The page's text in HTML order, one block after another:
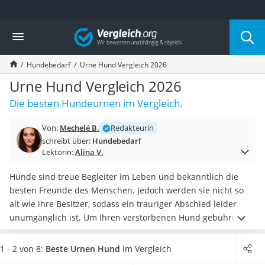
Die beliebtesten Vergleiche nach Kategorie
Drogerie
Inhalator
Haarschneider
Rollator
Braun Rasierer
Katzenklappe (Chip)
Masturbator
Massagepistole
Reisehaartrockner
Eiweißpulver
Magnesiumpräparat
Katzenklappe
Nackenmassagegerät
Zeckenschutz Katze
Vergleich
Hundebedarf Urne Hund Vergleich 2026
Urne Hund Vergleich 2026
Die besten Hundeurnen im Vergleich.
Von: Mechelé B.
Redakteurin
schreibt über: Hundebedarf
Lektorin:Alina V.
Hunde sind treue Begleiter im Leben und bekanntlich die
besten Freunde des Menschen. Jedoch werden sie nicht so
alt wie ihre Besitzer, sodass ein trauriger Abschied leider
unumgänglich ist. Um Ihren verstorbenen Hund gebührend
zu verabschieden und ihm eineansehnliche letzte
Ruhestättezu geben, können Sie sich für eine Tierurne
1 - 2 von 8: Beste Urnen Hund im Vergleich